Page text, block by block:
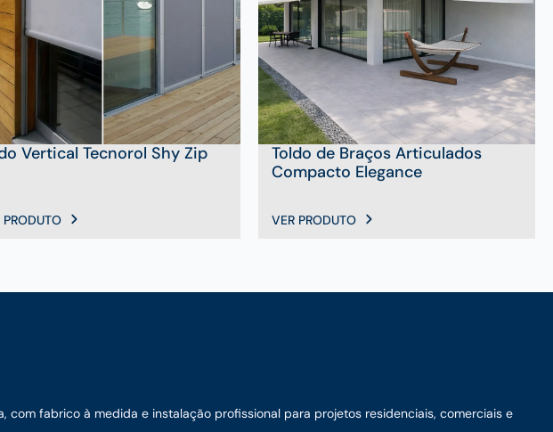
Vertical Tecnorol Shy Zip
PRODUTO
Toldo de Braços Articulados
Compacto Elegance
VER PRODUTO
fabrico à medida e instalação profissional para projetos residenciais, comerciais e